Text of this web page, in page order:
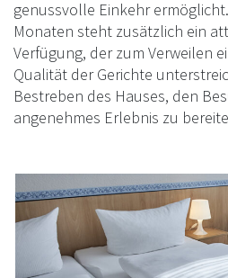
genussvolle Einkehr
Monaten steht zusätzlich ein
Verfügung, der zum Verweilen
Qualität der Gerichte
Bestreben des Hauses, den
angenehmes Erlebnis zu